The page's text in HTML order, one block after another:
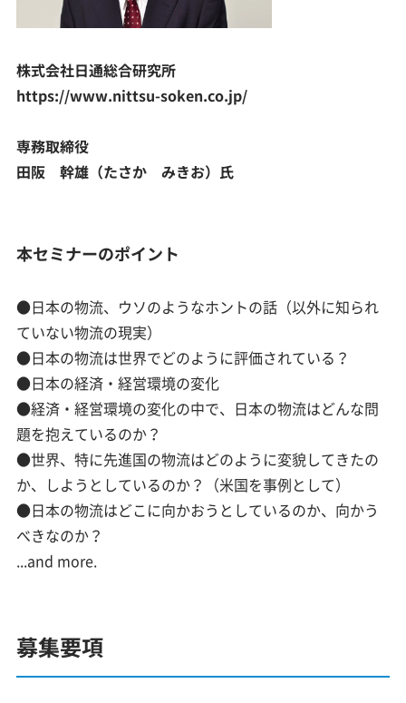
株式会社日通総合研究所
https://www.nittsu-soken.co.jp/
専務取締役
田阪 幹雄（たさか みきお）氏
本セミナーのポイント
●日本の物流、ウソのようなホントの話（以外に知られ
ていない物流の現実）
●日本の物流は世界でどのように評価されている？
●日本の経済・経営環境の変化
●経済・経営環境の変化の中で、日本の物流はどんな問
題を抱えているのか？
●世界、特に先進国の物流はどのように変貌してきたの
か、しようとしているのか？（米国を事例として）
●日本の物流はどこに向かおうとしているのか、向かう
べきなのか？
...and more.
募集要項